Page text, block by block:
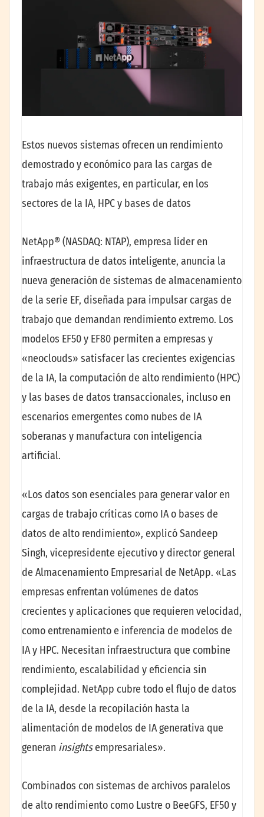
Estos nuevos sistemas ofrecen un rendimiento
demostrado y económico para las cargas de
trabajo más exigentes, en particular, en los
sectores de la IA, HPC y bases de datos
NetApp® (NASDAQ: NTAP), empresa líder en
infraestructura de datos inteligente, anuncia la
nueva generación de sistemas de almacenamiento
de la serie EF, diseñada para impulsar cargas de
trabajo que demandan rendimiento extremo. Los
modelos EF50 y EF80 permiten a empresas y
«neoclouds» satisfacer las crecientes exigencias
de la IA, la computación de alto rendimiento (HPC)
y las bases de datos transaccionales, incluso en
escenarios emergentes como nubes de IA
soberanas y manufactura con inteligencia
artificial.
«Los datos son esenciales para generar valor en
cargas de trabajo críticas como IA o bases de
datos de alto rendimiento», explicó Sandeep
Singh, vicepresidente ejecutivo y director general
de Almacenamiento Empresarial de NetApp. «Las
empresas enfrentan volúmenes de datos
crecientes y aplicaciones que requieren velocidad,
como entrenamiento e inferencia de modelos de
IA y HPC. Necesitan infraestructura que combine
rendimiento, escalabilidad y eficiencia sin
complejidad. NetApp cubre todo el flujo de datos
de la IA, desde la recopilación hasta la
alimentación de modelos de IA generativa que
generan insightsempresariales».
Combinados con sistemas de archivos paralelos
de alto rendimiento como Lustre o BeeGFS, EF50 y